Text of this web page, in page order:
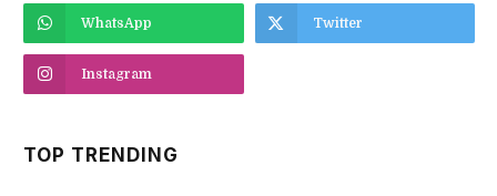
WhatsApp Twitter
Instagram
TOP TRENDING